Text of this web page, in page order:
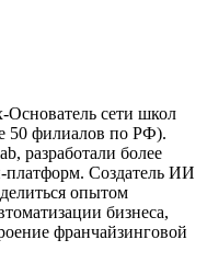
сети школ
50 филиалов по РФ).
разработали более
платформ. Создатель ИИ
опытом
бизнеса,
франчайзинговой